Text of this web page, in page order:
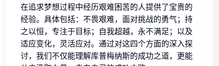
在追求梦想过程中经历艰难困苦的人提供了宝贵的
经验。具体包括：不畏艰难，面对挑战的勇气；持
之以恒，专注于目标；自我超越，永不满足；以及
适应变化，灵活应对。通过对这四个方面的深入探
讨，我们不仅能理解库普梅纳斯的成功之道，更能